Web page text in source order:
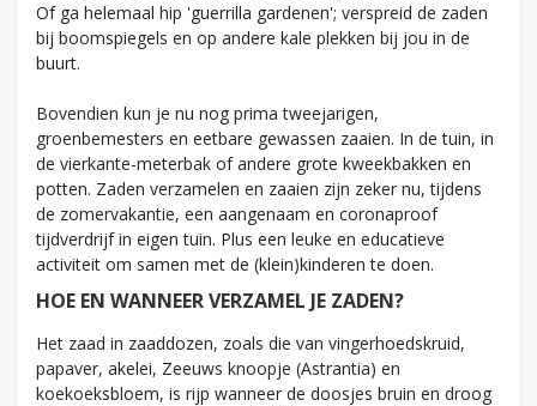
Of ga helemaal hip 'guerrilla gardenen'; verspreid de zaden
bij boomspiegels en op andere kale plekken bij jou in de
buurt.
Bovendien kun je nu nog prima tweejarigen,
groenbemesters en eetbare gewassen zaaien. In de tuin, in
de vierkante-meterbak of andere grote kweekbakken en
potten. Zaden verzamelen en zaaien zijn zeker nu, tijdens
de zomervakantie, een aangenaam en coronaproof
tijdverdrijf in eigen tuin. Plus een leuke en educatieve
activiteit om samen met de (klein)kinderen te doen.
HOE EN WANNEER VERZAMEL JE ZADEN?
Het zaad in zaaddozen, zoals die van vingerhoedskruid,
papaver, akelei, Zeeuws knoopje (Astrantia) en
koekoeksbloem, is rijp wanneer de doosjes bruin en droog